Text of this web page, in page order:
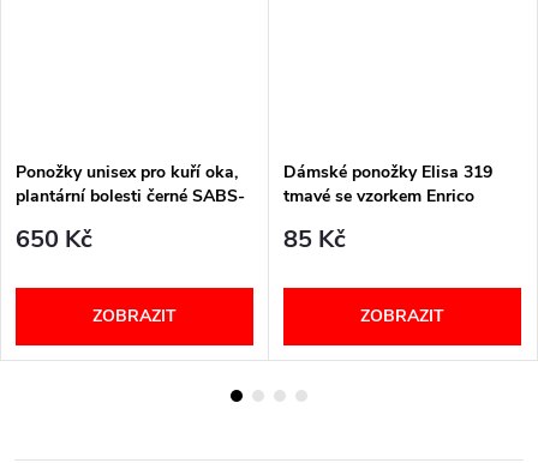
Ponožky unisex pro kuří oka,
plantární bolesti černé SABS-
650 Kč
ZOBRAZIT
Dámské ponožky Elisa 319
tmavé se vzorkem Enrico
85 Kč
ZOBRAZIT